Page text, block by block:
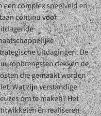
een complex speelveld en
continu voor
uitdagingen. De
dekken de
die gemaakt worden
Wat zijn verstandige
om te maken? Het
en realiseren